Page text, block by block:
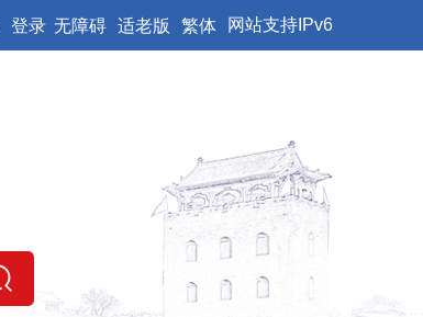
登录 无障碍 适老版 繁体 网站支持IPv6